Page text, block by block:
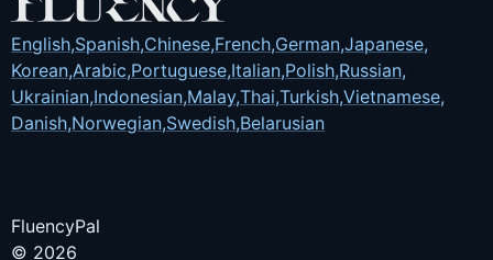
English,Spanish,Chinese,French,German,Japanese,
Korean,Arabic,Portuguese,Italian,Polish,Russian,
Ukrainian,Indonesian,Malay,Thai,Turkish,Vietnamese,
Danish,Norwegian,Swedish,Belarusian
FluencyPal
© 2026